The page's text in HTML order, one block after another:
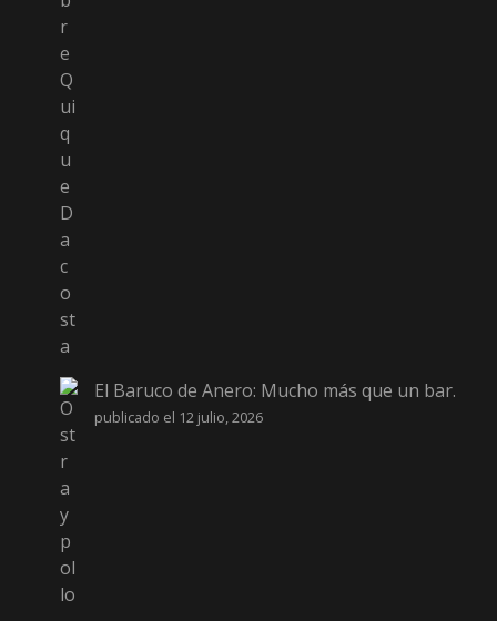
El Baruco de Anero: Mucho más que un bar.
publicado el 12 julio, 2026